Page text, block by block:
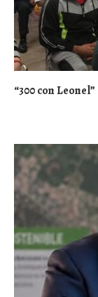
“300 con